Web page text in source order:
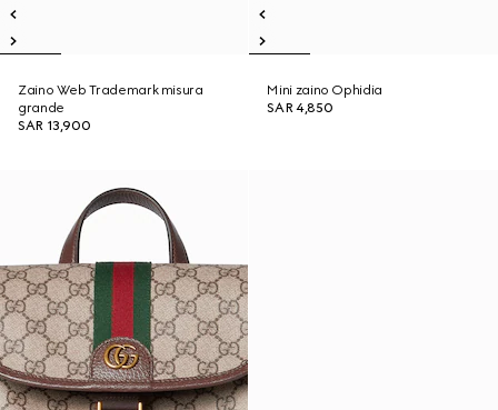
Zaino Web Trademark misura
grande
SAR 13,900
Mini zaino Ophidia
SAR 4,850